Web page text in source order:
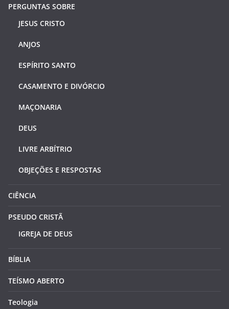
PERGUNTAS SOBRE
JESUS CRISTO
ANJOS
ESPÍRITO SANTO
CASAMENTO E DIVÓRCIO
MAÇONARIA
DEUS
LIVRE ARBÍTRIO
OBJEÇÕES E RESPOSTAS
CIÊNCIA
PSEUDO CRISTÃ
IGREJA DE DEUS
BÍBLIA
TEÍSMO ABERTO
Teologia